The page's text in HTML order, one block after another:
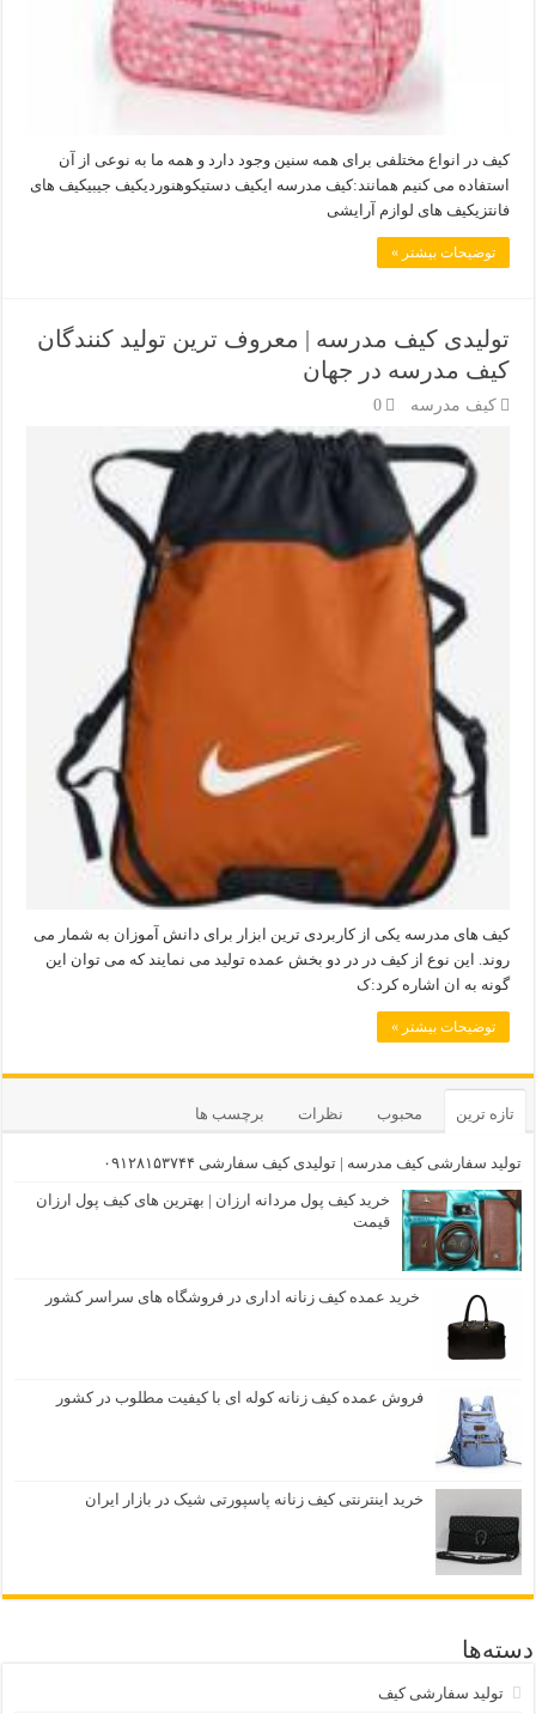
کیف در انواع مختلفی برای همه سنین وجود دارد و همه ما به نوعی از آن
استفاده می کنیم همانند:کیف مدرسه ایکیف دستیکوهنوردیکیف جیبیکیف های
فانتزیکیف های لوازم آرایشی
توضیحات بیشتر »
تولیدی کیف مدرسه | معروف ترین تولید کنندگان
کیف مدرسه در جهان
کیف مدرسه 0
کیف های مدرسه یکی از کاربردی ترین ابزار برای دانش آموزان به شمار می
روند. این نوع از کیف در در دو بخش عمده تولید می نمایند که می توان این
گونه به ان اشاره کرد:ک
توضیحات بیشتر »
تازه ترین محبوب نظرات برچسب ها
تولید سفارشی کیف مدرسه | تولیدی کیف سفارشی ۰۹۱۲۸۱۵۳۷۴۴
خرید کیف پول مردانه ارزان | بهترین های کیف پول ارزان
قیمت
خرید عمده کیف زنانه اداری در فروشگاه های سراسر کشور
فروش عمده کیف زنانه کوله ای با کیفیت مطلوب در کشور
خرید اینترنتی کیف زنانه پاسپورتی شیک در بازار ایران
دسته‌ها
تولید سفارشی کیف